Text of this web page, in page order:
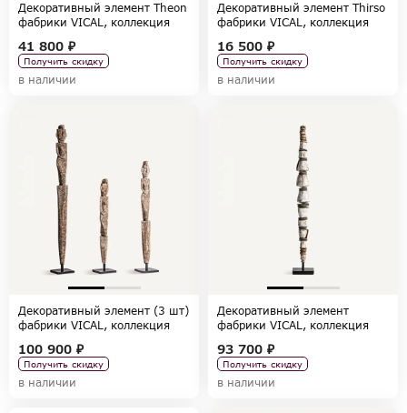
Декоративный элемент Theon
фабрики VICAL, коллекция
41 800 ₽
Получить скидку
в наличии
Декоративный элемент Thirso
фабрики VICAL, коллекция
16 500 ₽
Получить скидку
в наличии
Декоративный элемент (3 шт)
фабрики VICAL, коллекция
100 900 ₽
Получить скидку
в наличии
Декоративный элемент
фабрики VICAL, коллекция
93 700 ₽
Получить скидку
в наличии